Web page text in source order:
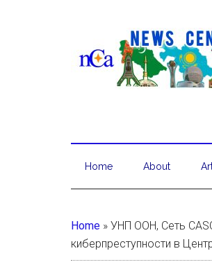
Home About
Home » УНП ООН, Сеть
киберпреступности в